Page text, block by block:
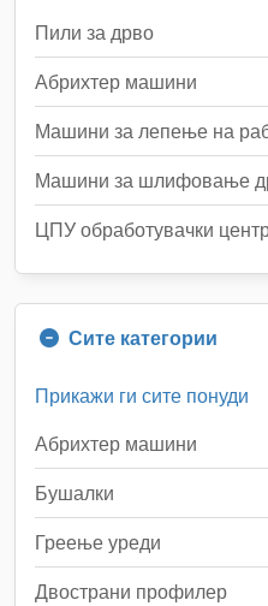
Пили за дрво
Абрихтер машини
Машини за лепење на
Машини за шлифовање
ЦПУ обработувачки
Сите категории
Прикажи ги сите понуди
Абрихтер машини
Бушалки
Греење уреди
Двострани профилер